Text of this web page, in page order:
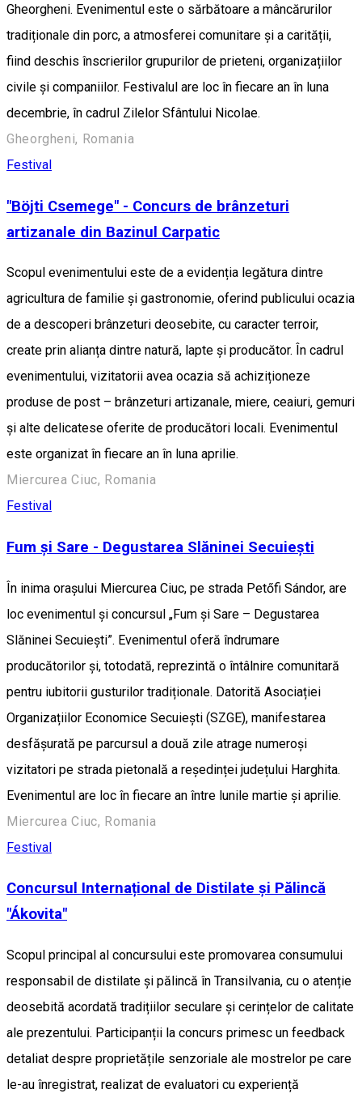
Gheorgheni. Evenimentul este o sărbătoare a mâncărurilor
tradiționale din porc, a atmosferei comunitare și a carității,
fiind deschis înscrierilor grupurilor de prieteni, organizațiilor
civile și companiilor. Festivalul are loc în fiecare an în luna
decembrie, în cadrul Zilelor Sfântului Nicolae.
Gheorgheni, Romania
Festival
"Böjti Csemege" - Concurs de brânzeturi
artizanale din Bazinul Carpatic
Scopul evenimentului este de a evidenția legătura dintre
agricultura de familie și gastronomie, oferind publicului ocazia
de a descoperi brânzeturi deosebite, cu caracter terroir,
create prin alianța dintre natură, lapte și producător. În cadrul
evenimentului, vizitatorii avea ocazia să achiziționeze
produse de post – brânzeturi artizanale, miere, ceaiuri, gemuri
și alte delicatese oferite de producători locali. Evenimentul
este organizat în fiecare an în luna aprilie.
Miercurea Ciuc, Romania
Festival
Fum și Sare - Degustarea Slăninei Secuiești
În inima orașului Miercurea Ciuc, pe strada Petőfi Sándor, are
loc evenimentul și concursul „Fum și Sare – Degustarea
Slăninei Secuiești”. Evenimentul oferă îndrumare
producătorilor și, totodată, reprezintă o întâlnire comunitară
pentru iubitorii gusturilor tradiționale. Datorită Asociației
Organizațiilor Economice Secuiești (SZGE), manifestarea
desfășurată pe parcursul a două zile atrage numeroși
vizitatori pe strada pietonală a reședinței județului Harghita.
Evenimentul are loc în fiecare an între lunile martie și aprilie.
Miercurea Ciuc, Romania
Festival
Concursul Internațional de Distilate și Pălincă
"Ákovita"
Scopul principal al concursului este promovarea consumului
responsabil de distilate și pălincă în Transilvania, cu o atenție
deosebită acordată tradițiilor seculare și cerințelor de calitate
ale prezentului. Participanții la concurs primesc un feedback
detaliat despre proprietățile senzoriale ale mostrelor pe care
le-au înregistrat, realizat de evaluatori cu experiență